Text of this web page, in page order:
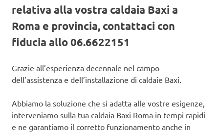
relativa alla vostra caldaia Baxi a
Roma e provincia, contattaci con
fiducia allo 06.6622151
Grazie all’esperienza decennale nel campo
dell’assistenza e dell’installazione di caldaie Baxi.
Abbiamo la soluzione che si adatta alle vostre esigenze,
interveniamo sulla tua caldaia Baxi Roma in tempi rapidi
e ne garantiamo il corretto funzionamento anche in